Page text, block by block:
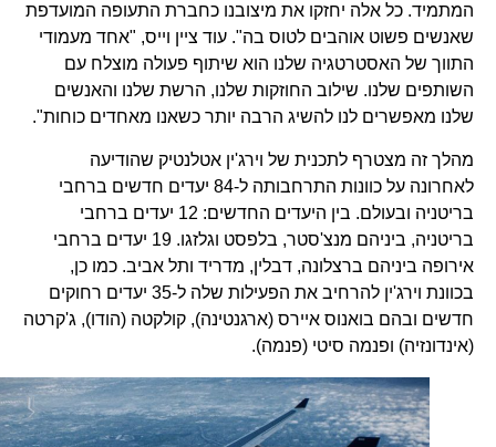
המתמיד. כל אלה יחזקו את מיצובנו כחברת התעופה המועדפת
שאנשים פשוט אוהבים לטוס בה". עוד ציין וייס, "אחד מעמודי
התווך של האסטרטגיה שלנו הוא שיתוף פעולה מוצלח עם
השותפים שלנו. שילוב החוזקות שלנו, הרשת שלנו והאנשים
שלנו מאפשרים לנו להשיג הרבה יותר כשאנו מאחדים כוחות".
מהלך זה מצטרף לתכנית של וירג'ין אטלנטיק שהודיעה
לאחרונה על כוונות התרחבותה ל-84 יעדים חדשים ברחבי
בריטניה ובעולם. בין היעדים החדשים: 12 יעדים ברחבי
בריטניה, ביניהם מנצ'סטר, בלפסט וגלזגו. 19 יעדים ברחבי
אירופה ביניהם ברצלונה, דבלין, מדריד ותל אביב. כמו כן,
בכוונת וירג'ין להרחיב את הפעילות שלה ל-35 יעדים רחוקים
חדשים ובהם בואנוס איירס (ארגנטינה), קולקטה (הודו), ג'קרטה
(אינדונזיה) ופנמה סיטי (פנמה).